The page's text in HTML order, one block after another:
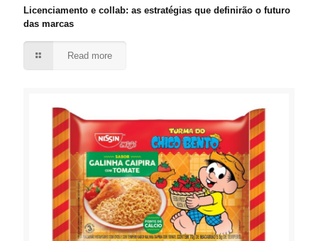
Licenciamento e collab: as estratégias que definirão o futuro
das marcas
Read more